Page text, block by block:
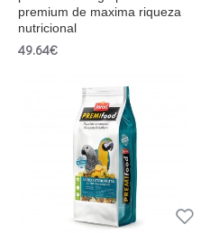
premium de maxima riqueza
nutricional
49.64€